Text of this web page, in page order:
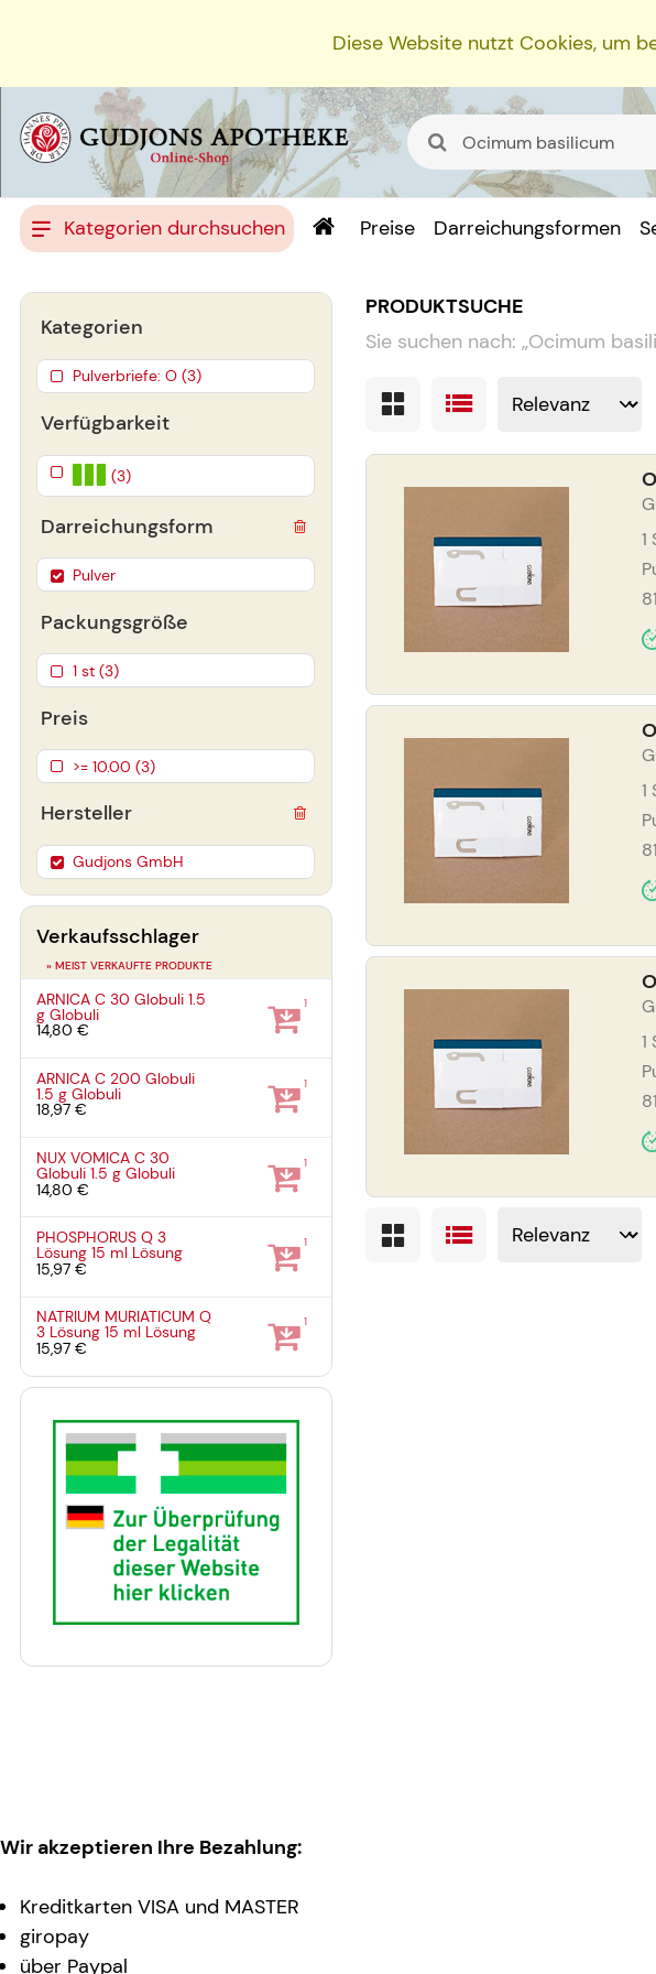
Diese Website nutzt Cookies, um
Kategorien durchsuchen Preise Darreichungsformen
PRODUKTSUCHE
Sie suchen nach: „Ocimum
1
1
1
Verfügbarkeit
(3)
Darreichungsform
Pulver
Packungsgröße
1 st (3)
Preis
>= 10.00 (3)
Hersteller
Gudjons GmbH
Kategorien
Pulverbriefe: O (3)
Verkaufsschlager
» MEIST VERKAUFTE PRODUKTE
ARNICA C 30 Globuli1.5
gGlobuli
14,80 €
1
ARNICA C 200 Globuli
1.5 gGlobuli
18,97 €
1
NUX VOMICA C 30
Globuli1.5 gGlobuli
14,80 €
1
PHOSPHORUS Q 3
Lösung15 ml Lösung
15,97 €
1
NATRIUM MURIATICUM Q
3 Lösung15 ml Lösung
15,97 €
1
Wir akzeptieren Ihre Bezahlung:
Kreditkarten VISA und MASTER
giropay
über Paypal